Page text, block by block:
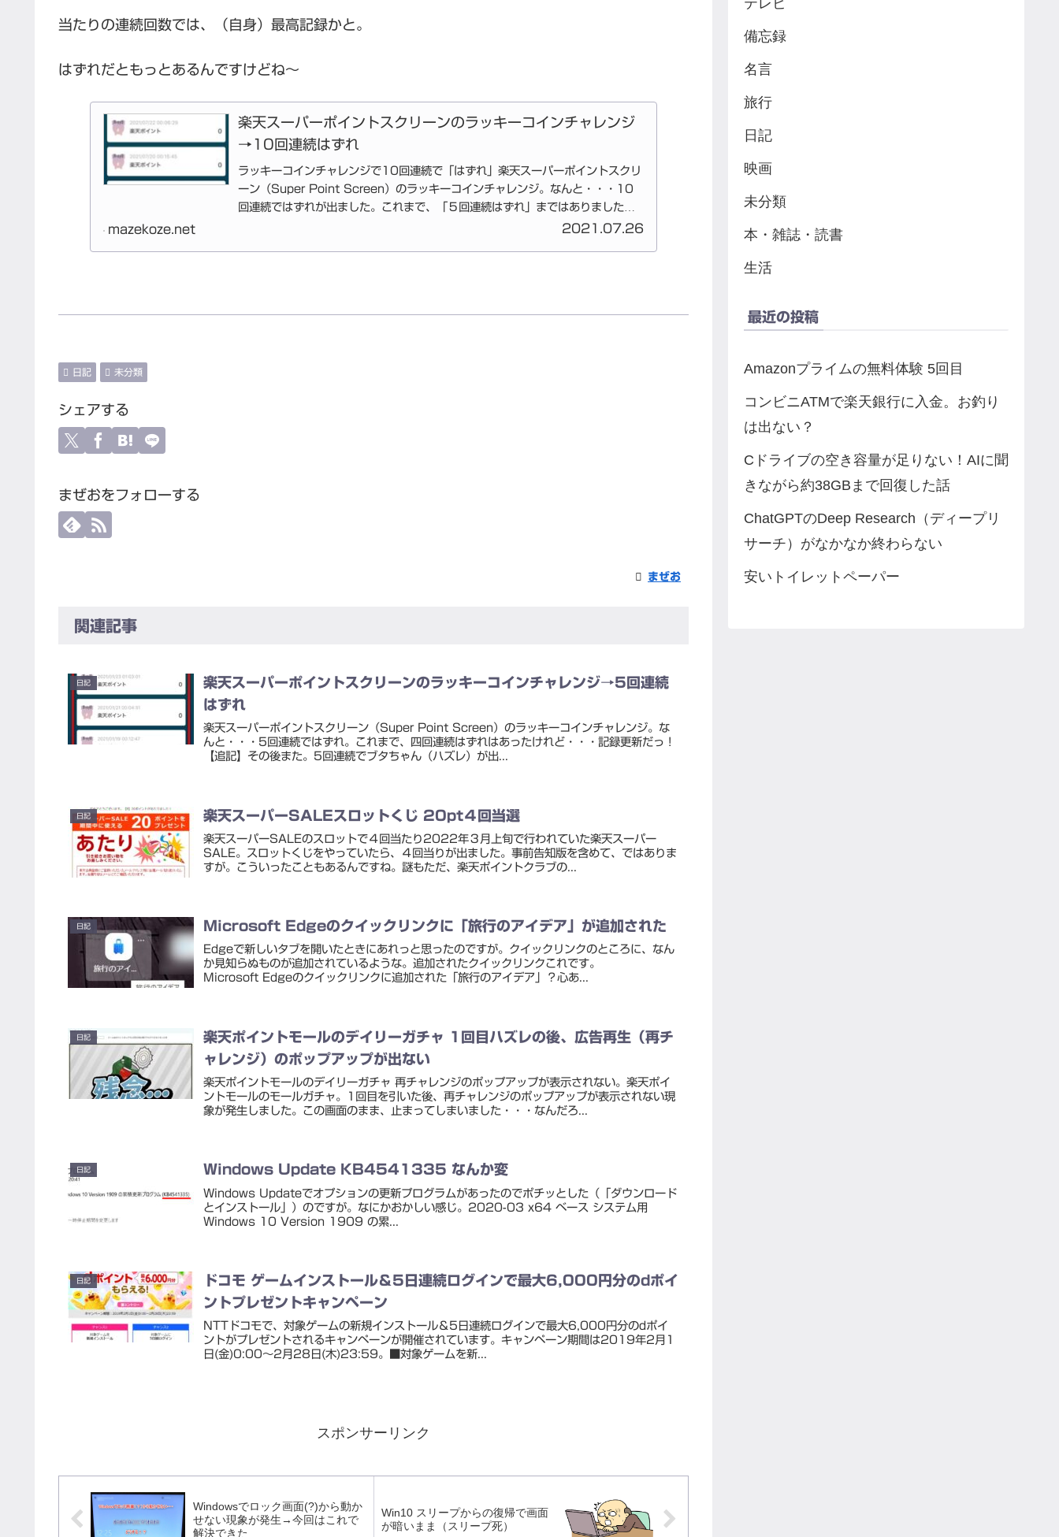
当たりの連続回数では、（自身）最高記録かと。
はずれだともっとあるんですけどね～
楽天スーパーポイントスクリーンのラッキーコインチャレンジ
→10回連続はずれ
ラッキーコインチャレンジで10回連続で「はずれ」楽天スーパーポイントスクリ
ーン（Super Point Screen）のラッキーコインチャレンジ。なんと・・・10
回連続ではずれが出ました。これまで、「５回連続はずれ」まではありました
mazekoze.net 2021.07.26
日記 未分類
シェアする
まぜおをフォローする
まぜお
関連記事
日記
楽天スーパーポイントスクリーンのラッキーコインチャレンジ→5回連続
はずれ
楽天スーパーポイントスクリーン（Super Point Screen）のラッキーコインチャレンジ。な
んと・・・5回連続ではずれ。これまで、四回連続はずれはあったけれど・・・記録更新だっ！
【追記】その後また。5回連続でブタちゃん（ハズレ）が出...
日記 楽天スーパーSALEスロットくじ 20pt４回当選
楽天スーパーSALEのスロットで４回当たり2022年３月上旬で行われていた楽天スーパー
SALE。スロットくじをやっていたら、４回当りが出ました。事前告知版を含めて、ではありま
すが。こういったこともあるんですね。謎もただ、楽天ポイントクラブの...
日記 Microsoft Edgeのクイックリンクに「旅行のアイデア」が追加された
Edgeで新しいタブを開いたときにあれっと思ったのですが。クイックリンクのところに、なん
か見知らぬものが追加されているような。追加されたクイックリンクこれです。
Microsoft Edgeのクイックリンクに追加された「旅行のアイデア」？心あ...
日記
楽天ポイントモールのデイリーガチャ 1回目ハズレの後、広告再生（再チ
ャレンジ）のポップアップが出ない
楽天ポイントモールのデイリーガチャ 再チャレンジのポップアップが表示されない。楽天ポイ
ントモールのモールガチャ。1回目を引いた後、再チャレンジのポップアップが表示されない現
象が発生しました。この画面のまま、止まってしまいました・・・なんだろ...
日記 Windows Update KB4541335 なんか変
Windows Updateでオプションの更新プログラムがあったのでポチッとした（「ダウンロード
とインストール」）のですが。なにかおかしい感じ。2020-03 x64 ベース システム用
Windows 10 Version 1909 の累...
日記
ドコモ ゲームインストール＆5日連続ログインで最大6,000円分のdポイ
ントプレゼントキャンペーン
NTTドコモで、対象ゲームの新規インストール＆5日連続ログインで最大6,000円分のdポイ
ントがプレゼントされるキャンペーンが開催されています。キャンペーン期間は2019年2月1
日(金)0:00～2月28日(木)23:59。■対象ゲームを新...
スポンサーリンク
Windowsでロック画面(?)から動か
せない現象が発生→今回はこれで
解決できた
Win10 スリープからの復帰で画面
が暗いまま（スリープ死）
テレビ
備忘録
名言
旅行
日記
映画
未分類
本・雑誌・読書
生活
最近の投稿
Amazonプライムの無料体験 5回目
コンビニATMで楽天銀行に入金。お釣り
は出ない？
Cドライブの空き容量が足りない！AIに聞
きながら約38GBまで回復した話
ChatGPTのDeep Research（ディープリ
サーチ）がなかなか終わらない
安いトイレットペーパー